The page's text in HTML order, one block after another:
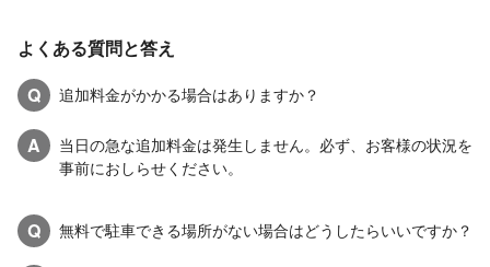
よくある質問と答え
Q
追加料金がかかる場合はありますか？
A
当日の急な追加料金は発生しません。必ず、お客様の状況を
事前におしらせください。
Q 無料で駐車できる場所がない場合はどうしたらいいですか？